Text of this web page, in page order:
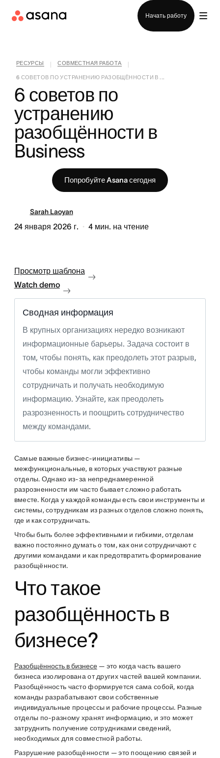
Начать работу
РЕСУРСЫ СОВМЕСТНАЯ РАБОТА
6 СОВЕТОВ ПО УСТРАНЕНИЮ РАЗОБЩЁННОСТИ В ...
6 советов по
устранению
разобщённости в
Business
Попробуйте Asana сегодня
Sarah Laoyan
24 января 2026 г. 4 мин. на чтение
Просмотр шаблона
Watch demo
Сводная информация
В крупных организациях нередко возникают
информационные барьеры. Задача состоит в
том, чтобы понять, как преодолеть этот разрыв,
чтобы команды могли эффективно
сотрудничать и получать необходимую
информацию. Узнайте, как преодолеть
разрозненность и поощрить сотрудничество
между командами.
Самые важные бизнес-инициативы —
межфункциональные, в которых участвуют разные
отделы. Однако из-за непреднамеренной
разрозненности им часто бывает сложно работать
вместе. Когда у каждой команды есть свои инструменты и
системы, сотрудникам из разных отделов сложно понять,
где и как сотрудничать.
Чтобы быть более эффективными и гибкими, отделам
важно постоянно думать о том, как они сотрудничают с
другими командами и как предотвратить формирование
разобщённости.
Что такое
разобщённость в
бизнесе?
Разобщённость в бизнесе— это когда часть вашего
бизнеса изолирована от других частей вашей компании.
Разобщённость часто формируется сама собой, когда
команды разрабатывают свои собственные
индивидуальные процессы и рабочие процессы. Разные
отделы по-разному хранят информацию, и это может
затруднить получение сотрудниками сведений,
необходимых для совместной работы.
Разрушение разобщённости — это поощению связей и